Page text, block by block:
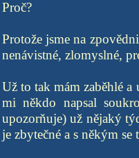
Proč?
Protože jsme na
nenávistné, zlomyslné,
Už to tak mám zaběhlé
mi někdo napsal
upozorňuje) už nějaký
je zbytečné a s někým se